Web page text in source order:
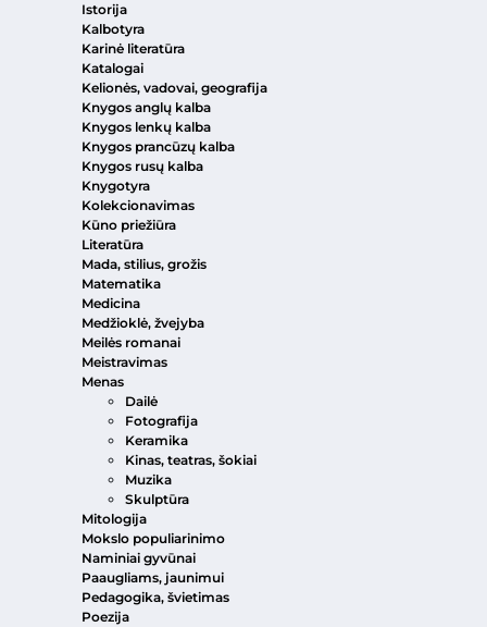
Istorija
Kalbotyra
Karinė literatūra
Katalogai
Kelionės, vadovai, geografija
Knygos anglų kalba
Knygos lenkų kalba
Knygos prancūzų kalba
Knygos rusų kalba
Knygotyra
Kolekcionavimas
Kūno priežiūra
Literatūra
Mada, stilius, grožis
Matematika
Medicina
Medžioklė, žvejyba
Meilės romanai
Meistravimas
Menas
Dailė
Fotografija
Keramika
Kinas, teatras, šokiai
Muzika
Skulptūra
Mitologija
Mokslo populiarinimo
Naminiai gyvūnai
Paaugliams, jaunimui
Pedagogika, švietimas
Poezija